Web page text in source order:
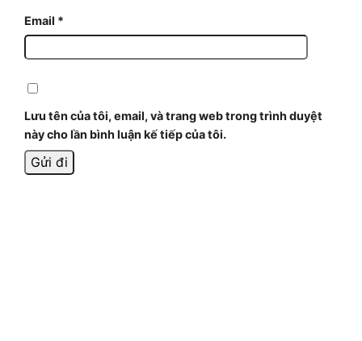
Email *
Lưu tên của tôi, email, và trang web trong trình duyệt
này cho lần bình luận kế tiếp của tôi.